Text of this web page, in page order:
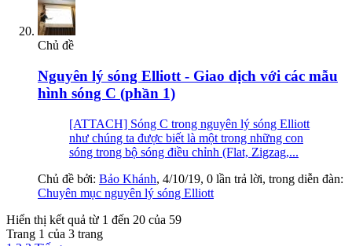
Chủ đề
Nguyên lý sóng Elliott - Giao dịch với các mẫu
hình sóng C (phần 1)
[ATTACH] Sóng C trong nguyên lý sóng Elliott
như chúng ta được biết là một trong những con
sóng trong bộ sóng điều chỉnh (Flat, Zigzag,...
Chủ đề bởi: Bảo Khánh, 4/10/19, 0 lần trả lời, trong diễn đàn:
Chuyên mục nguyên lý sóng Elliott
Hiển thị kết quả từ 1 đến 20 của 59
Trang 1 của 3 trang